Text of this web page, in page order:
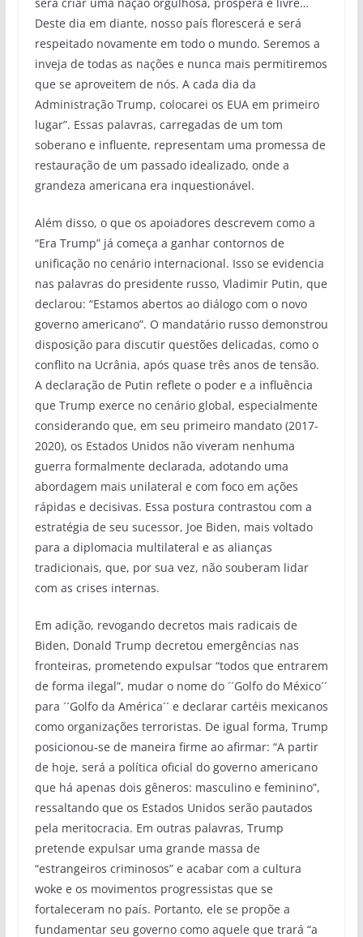
Deste dia em diante, nosso país florescerá e será
respeitado novamente em todo o mundo. Seremos a
inveja de todas as nações e nunca mais permitiremos
que se aproveitem de nós. A cada dia da
Administração Trump, colocarei os EUA em primeiro
lugar”. Essas palavras, carregadas de um tom
soberano e influente, representam uma promessa de
restauração de um passado idealizado, onde a
grandeza americana era inquestionável.
Além disso, o que os apoiadores descrevem como a
“Era Trump” já começa a ganhar contornos de
unificação no cenário internacional. Isso se evidencia
nas palavras do presidente russo, Vladimir Putin, que
declarou: “Estamos abertos ao diálogo com o novo
governo americano”. O mandatário russo demonstrou
disposição para discutir questões delicadas, como o
conflito na Ucrânia, após quase três anos de tensão.
A declaração de Putin reflete o poder e a influência
que Trump exerce no cenário global, especialmente
considerando que, em seu primeiro mandato (2017-
2020), os Estados Unidos não viveram nenhuma
guerra formalmente declarada, adotando uma
abordagem mais unilateral e com foco em ações
rápidas e decisivas. Essa postura contrastou com a
estratégia de seu sucessor, Joe Biden, mais voltado
para a diplomacia multilateral e as alianças
tradicionais, que, por sua vez, não souberam lidar
com as crises internas.
Em adição, revogando decretos mais radicais de
Biden, Donald Trump decretou emergências nas
fronteiras, prometendo expulsar “todos que entrarem
de forma ilegal”, mudar o nome do ´´Golfo do México´´
para ´´Golfo da América´´ e declarar cartéis mexicanos
como organizações terroristas. De igual forma, Trump
posicionou-se de maneira firme ao afirmar: “A partir
de hoje, será a política oficial do governo americano
que há apenas dois gêneros: masculino e feminino”,
ressaltando que os Estados Unidos serão pautados
pela meritocracia. Em outras palavras, Trump
pretende expulsar uma grande massa de
“estrangeiros criminosos” e acabar com a cultura
woke e os movimentos progressistas que se
fortaleceram no país. Portanto, ele se propõe a
fundamentar seu governo como aquele que trará “a